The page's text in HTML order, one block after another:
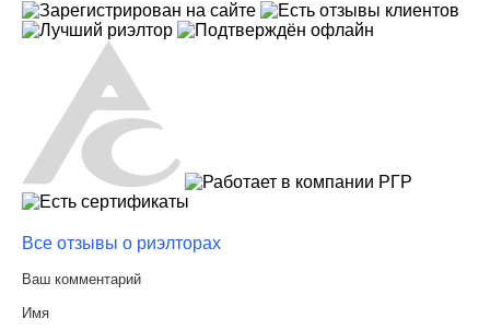
Все отзывы о риэлторах
Ваш комментарий
Имя